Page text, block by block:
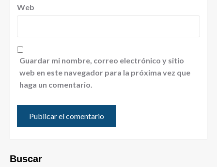
Web
Guardar mi nombre, correo electrónico y sitio
web en este navegador para la próxima vez que
haga un comentario.
Buscar